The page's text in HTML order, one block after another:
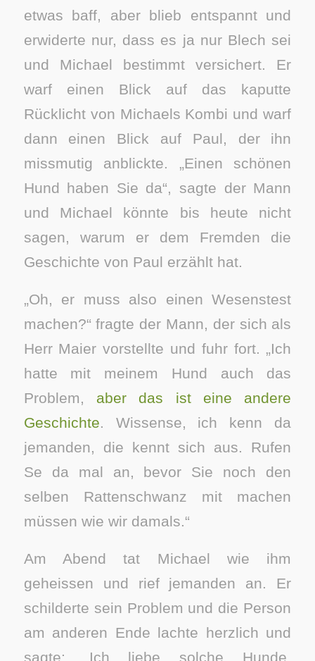
etwas baff, aber blieb entspannt und
erwiderte nur, dass es ja nur Blech sei
und Michael bestimmt versichert. Er
warf einen Blick auf das kaputte
Rücklicht von Michaels Kombi und warf
dann einen Blick auf Paul, der ihn
missmutig anblickte. „Einen schönen
Hund haben Sie da“, sagte der Mann
und Michael könnte bis heute nicht
sagen, warum er dem Fremden die
Geschichte von Paul erzählt hat.
„Oh, er muss also einen Wesenstest
machen?“ fragte der Mann, der sich als
Herr Maier vorstellte und fuhr fort. „Ich
hatte mit meinem Hund auch das
Problem, aber das ist eine andere
Geschichte. Wissense, ich kenn da
jemanden, die kennt sich aus. Rufen
Se da mal an, bevor Sie noch den
selben Rattenschwanz mit machen
müssen wie wir damals.“
Am Abend tat Michael wie ihm
geheissen und rief jemanden an. Er
schilderte sein Problem und die Person
am anderen Ende lachte herzlich und
sagte: „Ich liebe solche Hunde.